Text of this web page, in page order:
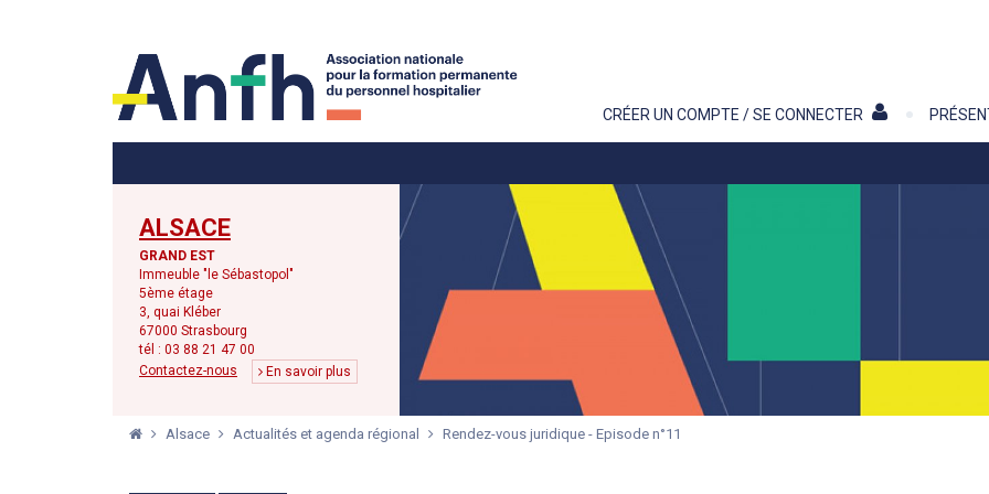
CRÉER UN COMPTE / SE CONNECTER
ALSACE
GRAND EST
Immeuble "le Sébastopol"
5ème étage
3, quai Kléber
67000 Strasbourg
tél : 03 88 21 47 00
Contactez-nous
En savoir plus
Alsace Actualités et agenda régional Rendez-vous juridique - Episode n°11